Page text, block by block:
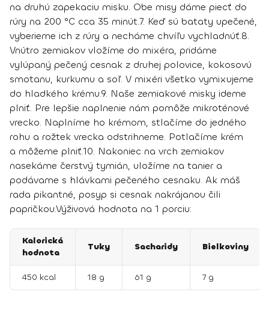
na druhú zapekaciu misku. Obe misy dáme piecť do
rúry na 200 °C cca 35 minút.7. Keď sú bataty upečené,
vyberieme ich z rúry a necháme chvíľu vychladnúť.8.
Vnútro zemiakov vložíme do mixéra, pridáme
vylúpaný pečený cesnak z druhej polovice, kokosovú
smotanu, kurkumu a soľ. V mixéri všetko vymixujeme
do hladkého krému.9. Naše zemiakové misky ideme
plniť. Pre lepšie naplnenie nám pomôže mikroténové
vrecko. Naplníme ho krémom, stlačíme do jedného
rohu a rožtek vrecka odstrihneme. Potlačíme krém
a môžeme plniť.10. Nakoniec na vrch zemiakov
nasekáme čerstvý tymián, uložíme na tanier a
podávame s hlávkami pečeného cesnaku. Ak máš
rada pikantné, posyp si cesnak nakrájanou čili
papričkou.Výživová hodnota na 1 porciu:
Kalorická
hodnota
Tuky Sacharidy Bielkoviny
450 kcal 18 g 61 g 7 g